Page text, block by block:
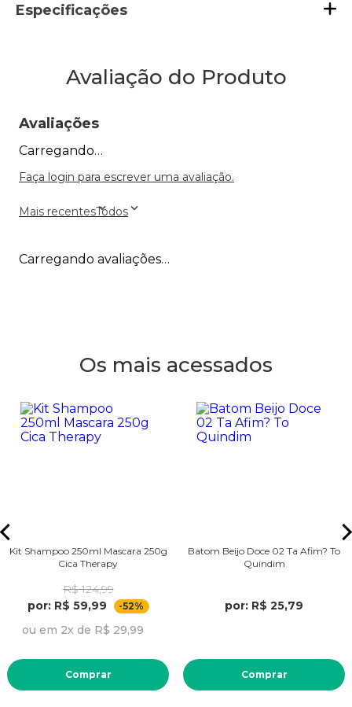
Especificações
Avaliação do Produto
Avaliações
Carregando…
Faça login para escrever uma avaliação.
Mais recentesTodos
Carregando avaliações…
Os mais acessados
Kit Shampoo 250ml Mascara 250g
Cica Therapy
R$ 124,99
por: R$ 59,99
-52%
ou em 2x de R$ 29,99
Comprar
Batom Beijo Doce 02 Ta Afim? To
Quindim
por: R$ 25,79
Comprar